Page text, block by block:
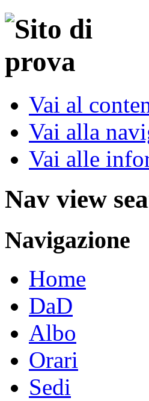
Vai al
Vai alla
Vai alle
Nav view
Navigazione
Home
DaD
Albo
Orari
Sedi